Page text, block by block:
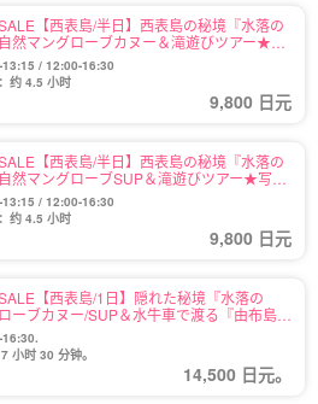
【西表島/半日】西表島の秘境『水落の
然マングローブカヌー＆滝遊びツアー★写
付き（No.108）
13:15 / 12:00-16:30
约 4.5 小时
9,800 日元
【西表島/半日】西表島の秘境『水落の
然マングローブSUP＆滝遊びツアー★写真
き（No.109）
13:15 / 12:00-16:30
约 4.5 小时
9,800 日元
【西表島/1日】隠れた秘境『水落の
ーブカヌー/SUP＆水牛車で渡る『由布島』
写真無料＆送迎付き（No.112）
小时 30 分钟。
14,500 日元。